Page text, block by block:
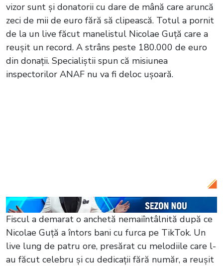
vizor sunt și donatorii cu dare de mână care aruncă
zeci de mii de euro fără să clipească. Totul a pornit
de la un live făcut manelistul Nicolae Guță care a
reușit un record. A strâns peste 180.000 de euro
din donații. Specialiștii spun că misiunea
inspectorilor ANAF nu va fi deloc ușoară.
Fiscul a demarat o anchetă nemaiîntâlnită după ce
Nicolae Guță a întors bani cu furca pe TikTok. Un
live lung de patru ore, presărat cu melodiile care l-
au făcut celebru și cu dedicații fără număr, a reușit